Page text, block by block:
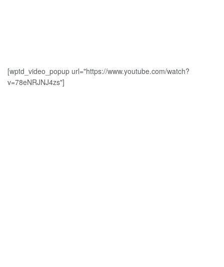
[wptd_video_popup url="https://www.youtube.com/watch?
v=78eNRJNJ4zs"]